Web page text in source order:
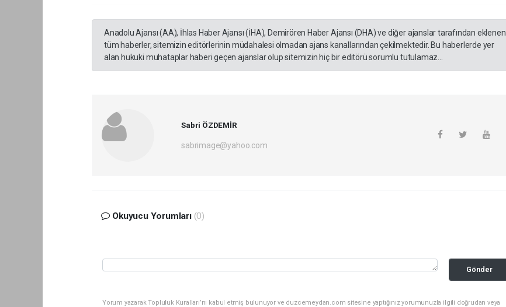
Anadolu Ajansı (AA), İhlas Haber Ajansı (İHA), Demirören Haber Ajansı (DHA) ve diğer ajanslar tarafından eklenen
tüm haberler, sitemizin editörlerinin müdahalesi olmadan ajans kanallarından çekilmektedir. Bu haberlerde yer
alan hukuki muhataplar haberi geçen ajanslar olup sitemizin hiç bir editörü sorumlu tutulamaz...
Sabri ÖZDEMİR
sabrimage@yahoo.com
Okuyucu Yorumları (0)
Gönder
Yorum yazarak Topluluk Kuralları’nı kabul etmiş bulunuyor ve duzcemeydan.com sitesine yaptığınız yorumunuzla ilgili doğrudan veya